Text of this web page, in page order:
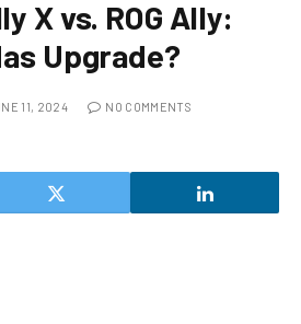
X vs. ROG Ally:
Upgrade?
11, 2024 NO COMMENTS